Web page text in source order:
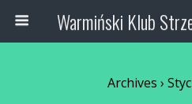
Archives ›